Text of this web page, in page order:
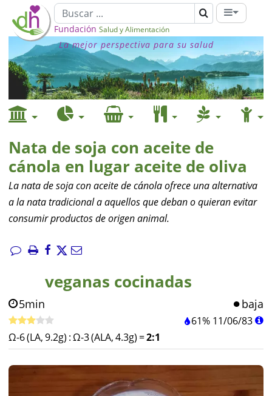
Fundación Salud y Alimentación
La mejor perspectiva para su salud
Nata de soja con aceite de
cánola en lugar aceite de oliva
La nata de soja con aceite de cánola ofrece una alternativa
a la nata tradicional a aquellos que deban o quieran evitar
consumir productos de origen animal.
veganas cocinadas
5min baja
61% 11/06/83
Ω-6 (LA, 9.2g) :Ω-3 (ALA, 4.3g) =2:1